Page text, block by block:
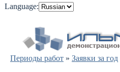
Language:
Периоды работ » Заявки за год